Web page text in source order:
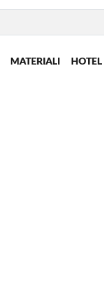
MATERIALI HOTEL